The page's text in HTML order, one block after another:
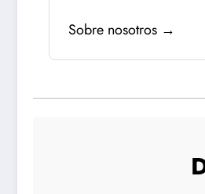
Sobre nosotros →